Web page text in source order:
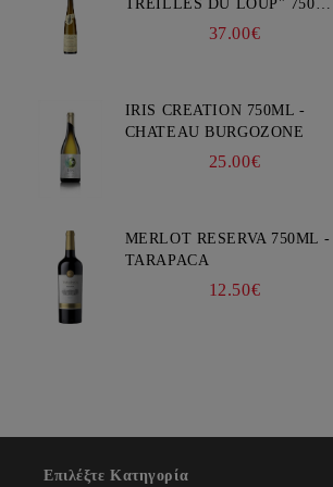
TREILLES DU LOUP" 750ML
- WEINBACH37.00€
IRIS CREATION 750ML -
CHATEAU BURGOZONE
25.00€
MERLOT RESERVA 750ML -
TARAPACA
12.50€
Επιλέξτε Κατηγορία